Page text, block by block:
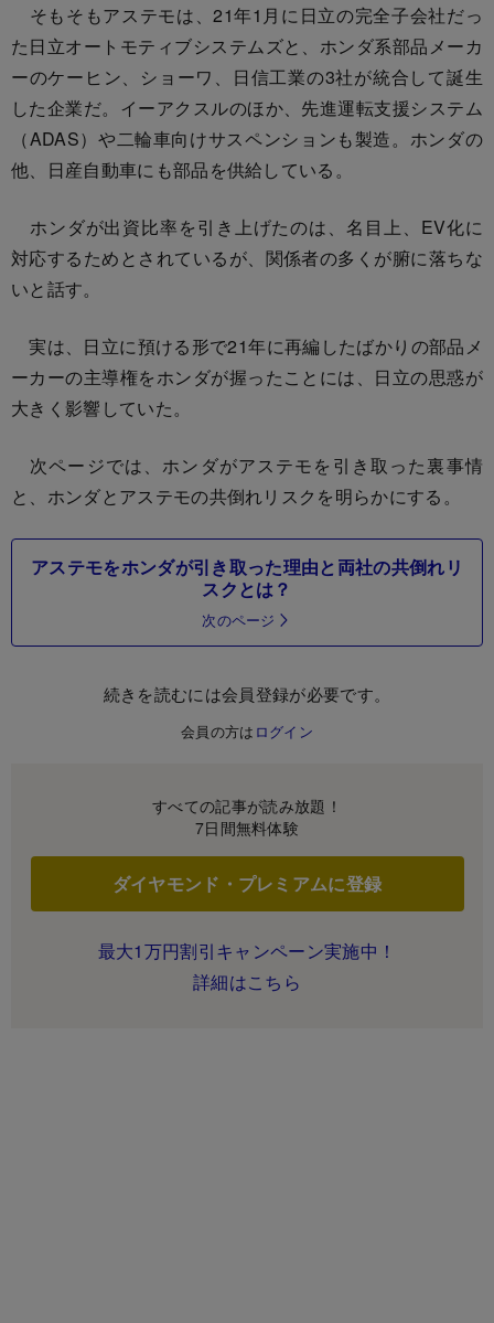
そもそもアステモは、21年1月に日立の完全子会社だっ
た日立オートモティブシステムズと、ホンダ系部品メーカ
ーのケーヒン、ショーワ、日信工業の3社が統合して誕生
した企業だ。イーアクスルのほか、先進運転支援システム
（ADAS）や二輪車向けサスペンションも製造。ホンダの
他、日産自動車にも部品を供給している。
ホンダが出資比率を引き上げたのは、名目上、EV化に
対応するためとされているが、関係者の多くが腑に落ちな
いと話す。
実は、日立に預ける形で21年に再編したばかりの部品メ
ーカーの主導権をホンダが握ったことには、日立の思惑が
大きく影響していた。
次ページでは、ホンダがアステモを引き取った裏事情
と、ホンダとアステモの共倒れリスクを明らかにする。
アステモをホンダが引き取った理由と両社の共倒れリ
スクとは？
次のページ
続きを読むには会員登録が必要です。
会員の方は ログイン
すべての記事が読み放題！
7日間無料体験
ダイヤモンド・プレミアムに登録
最大1万円割引キャンペーン実施中！
詳細はこちら